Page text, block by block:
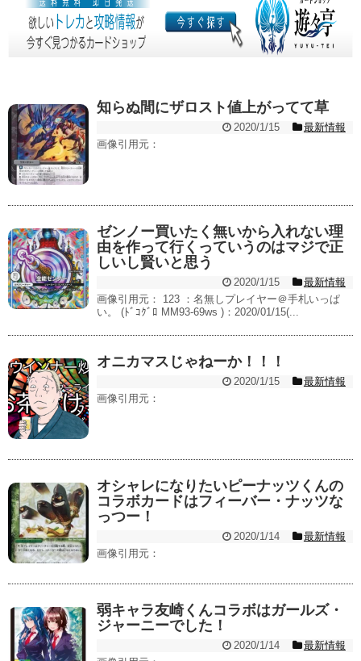
知らぬ間にザロスト値上がってて草
2020/1/15
最新情報
画像引用元：
ゼンノー買いたく無いから入れない理
由を作って行くっていうのはマジで正
しいし賢いと思う
2020/1/15
最新情報
画像引用元： 123 ：名無しプレイヤー＠手札いっぱ
い。 (ﾄﾞｺｸﾞﾛ MM93-69ws )：2020/01/15(...
オニカマスじゃねーか！！！
2020/1/15
最新情報
画像引用元：
オシャレになりたいピーナッツくんの
コラボカードはフィーバー・ナッツな
っつー！
2020/1/14
最新情報
画像引用元：
弱キャラ友崎くんコラボはガールズ・
ジャーニーでした！
2020/1/14
最新情報